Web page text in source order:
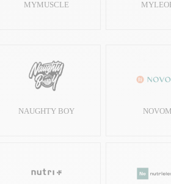
MYMUSCLE
NAUGHTY BOY